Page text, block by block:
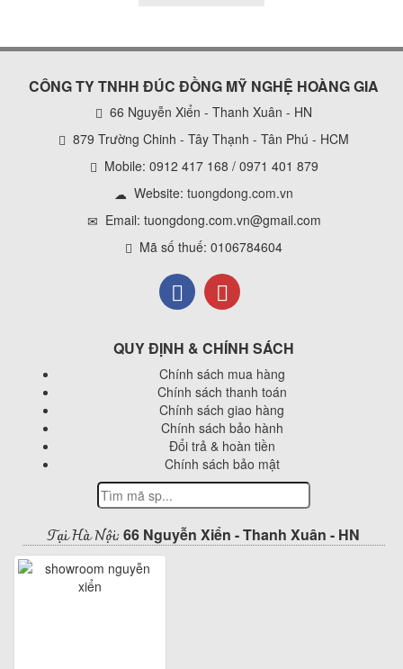
CÔNG TY TNHH ĐÚC ĐỒNG MỸ NGHỆ HOÀNG GIA
66 Nguyễn Xiển - Thanh Xuân - HN
879 Trường Chinh - Tây Thạnh - Tân Phú - HCM
Mobile: 0912 417 168 / 0971 401 879
Website: tuongdong.com.vn
Email: tuongdong.com.vn@gmail.com
Mã số thuế: 0106784604
QUY ĐỊNH & CHÍNH SÁCH
Chính sách mua hàng
Chính sách thanh toán
Chính sách giao hàng
Chính sách bảo hành
Đổi trả & hoàn tiền
Chính sách bảo mật
Tại Hà Nội: 66 Nguyễn Xiển - Thanh Xuân - HN